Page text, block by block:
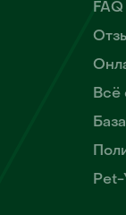
FAQ
Всё